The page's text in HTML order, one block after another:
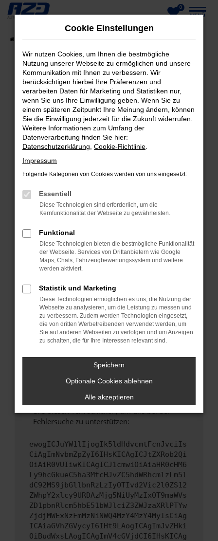
Zum
springen
0
MENÜ
FEHLER: NETWORK ERROR
Beim Laden ist ein Fehler aufgetreten.
Hier sind ein paar Tipps, die dir helfen können:
Überprüfe deine Firewall und deine
Internetverbindung.
Laden andere Webseiten, zum Beispiel deine
Suchmaschine?
Manche Erweiterungen, wie Werbeblocker,
können das Laden bestimmter Seiten
verhindern. Funktioniert die Seite in einem
anderen Browser oder in einem privaten
Fenster?
Starte dein Gerät neu.
Das kann manchmal helfen, vorübergehende
Stelle sicher, dass dein Browser und dein
Betriebssystem auf dem neuesten Stand
sind.
Veraltete Software birgt nicht nur ein
Sicherheitsrisiko, sondern kann auch dazu
führen, dass bestimmte Funktionen nicht mehr
Wende dich an den Webseitenbetreiber.
Wenn du alle oben genannten Schritte versucht
versuchen, das Problem zu beheben. Du kannst
uns diesen Text schicken, um uns bei der
Fehlersuche zu unterstützen:
ewogICJuYW1lIjogIk5ldHdvcmtFcnJvciIs
CiAgImNvbmZpZyI6IHsKICAgICJtZXRob2Qi
OiAiR0VUIiwKICAgICJ1cmwiOiAiaHR0cHM6
Ly9hcGkueC5ha3MtcHJvZC5hdWRhcmlzLm5l
dC92MS9jbGllbnRzLzIyOTIvd2Vic2l0ZS12
ZWhpY2xlcy9URDAzMjg5NiUyMzIxOT9maWVs
ZD1pbnRlcm5hbE51bWJlciZ3ZWJzaXRlPTYw
ZjdjMWExNzFmMzNiNWQ4MzY4MzY4MyIsCiAg
ICAiaGVhZGVycyI6IHt9LAogICAgImJvZHki
OiBudWxsLAogICAgImV4cGVjdCI6IHsKICAg
Cookie Einstellungen
Wir nutzen Cookies, um Ihnen die bestmögliche
Nutzung unserer Webseite zu ermöglichen und unsere
Kommunikation mit Ihnen zu verbessern. Wir
berücksichtigen hierbei Ihre Präferenzen und
verarbeiten Daten für Marketing und Statistiken nur,
wenn Sie uns Ihre Einwilligung geben. Wenn Sie zu
einem späteren Zeitpunkt Ihre Meinung ändern, können
Sie die Einwilligung jederzeit für die Zukunft widerrufen.
Weitere Informationen zum Umfang der
Datenverarbeitung finden Sie hier:
Datenschutzerklärung Cookie-Richtlinie
Impressum
Folgende Kategorien von Cookies werden von uns eingesetzt:
Essentiell
Diese Technologien sind erforderlich, um die
Kernfunktionalität der Webseite zu gewährleisten.
Funktional
Diese Technologien bieten die bestmögliche Funktionalität
der Webseite. Services von Drittanbietern wie Google
Maps, Chats, Fahrzeugbewertungssystem und weitere
werden aktiviert.
Statistik und Marketing
Diese Technologien ermöglichen es uns, die Nutzung der
Webseite zu analysieren, um die Leistung zu messen und
zu verbessern. Zudem werden Technologien eingesetzt,
die von dritten Werbetreibenden verwendet werden, um
Sie auf anderen Webseiten zu verfolgen und um Anzeigen
zu schalten, die für Ihre Interessen relevant sind.
Speichern
Optionale Cookies ablehnen
Alle akzeptieren